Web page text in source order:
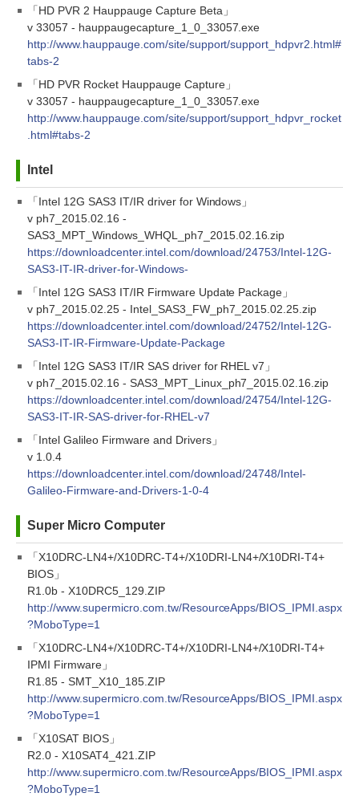
「HD PVR 2 Hauppauge Capture Beta」
v 33057 - hauppaugecapture_1_0_33057.exe
http://www.hauppauge.com/site/support/support_hdpvr2.html#
tabs-2
「HD PVR Rocket Hauppauge Capture」
v 33057 - hauppaugecapture_1_0_33057.exe
http://www.hauppauge.com/site/support/support_hdpvr_rocket
.html#tabs-2
Intel
「Intel 12G SAS3 IT/IR driver for Windows」
v ph7_2015.02.16 -
SAS3_MPT_Windows_WHQL_ph7_2015.02.16.zip
https://downloadcenter.intel.com/download/24753/Intel-12G-
SAS3-IT-IR-driver-for-Windows-
「Intel 12G SAS3 IT/IR Firmware Update Package」
v ph7_2015.02.25 - Intel_SAS3_FW_ph7_2015.02.25.zip
https://downloadcenter.intel.com/download/24752/Intel-12G-
SAS3-IT-IR-Firmware-Update-Package
「Intel 12G SAS3 IT/IR SAS driver for RHEL v7」
v ph7_2015.02.16 - SAS3_MPT_Linux_ph7_2015.02.16.zip
https://downloadcenter.intel.com/download/24754/Intel-12G-
SAS3-IT-IR-SAS-driver-for-RHEL-v7
「Intel Galileo Firmware and Drivers」
v 1.0.4
https://downloadcenter.intel.com/download/24748/Intel-
Galileo-Firmware-and-Drivers-1-0-4
Super Micro Computer
「X10DRC-LN4+/X10DRC-T4+/X10DRI-LN4+/X10DRI-T4+
BIOS」
R1.0b - X10DRC5_129.ZIP
http://www.supermicro.com.tw/ResourceApps/BIOS_IPMI.aspx
?MoboType=1
「X10DRC-LN4+/X10DRC-T4+/X10DRI-LN4+/X10DRI-T4+
IPMI Firmware」
R1.85 - SMT_X10_185.ZIP
http://www.supermicro.com.tw/ResourceApps/BIOS_IPMI.aspx
?MoboType=1
「X10SAT BIOS」
R2.0 - X10SAT4_421.ZIP
http://www.supermicro.com.tw/ResourceApps/BIOS_IPMI.aspx
?MoboType=1